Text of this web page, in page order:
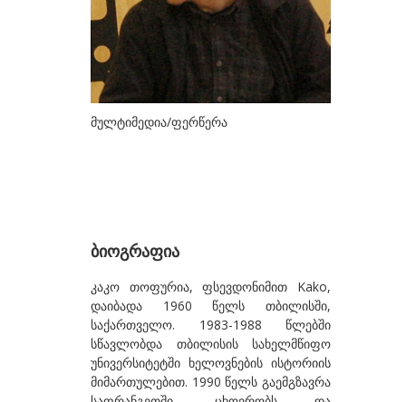
ამაშუკელი გუჯი
ასლანიშვილი თეკლა
ასტალი თოლია
ახობაძე ცირა
ბერიძე ალექსანდრე
ბეროზაშვილი ზურაბ
ბჟალავა ჯემალ
მულტიმედია/ფერწერა
ბიოგრაფია
კაკო თოფურია, ფსევდონიმით Kako,
დაიბადა 1960 წელს თბილისში,
საქართველო. 1983-1988 წლებში
სწავლობდა თბილისის სახელმწიფო
უნივერსიტეტში ხელოვნების ისტორიის
მიმართულებით. 1990 წელს გაემგზავრა